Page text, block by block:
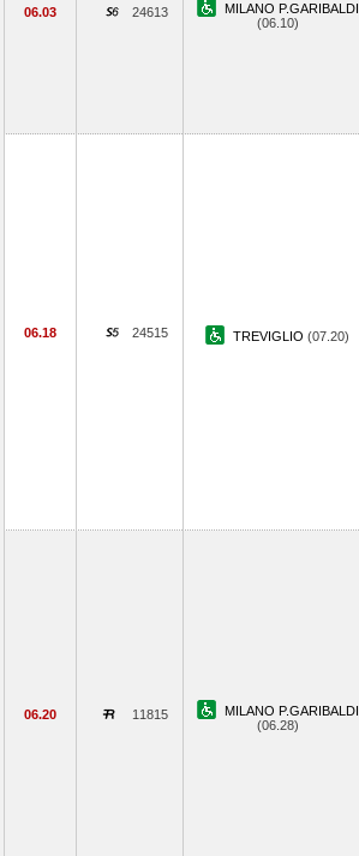
06.03 24613
MILANO P.GARIBALDI
(06.10)
06.18 24515 TREVIGLIO (07.20)
06.20 11815
MILANO P.GARIBALDI
(06.28)